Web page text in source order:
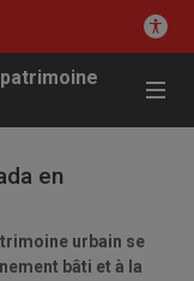
en
urbain se
bâti et à la